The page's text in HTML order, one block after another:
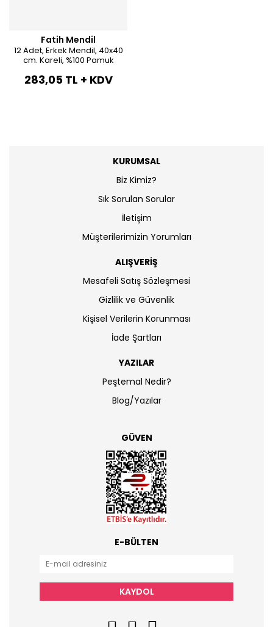
Fatih Mendil
12 Adet, Erkek Mendil, 40x40
cm. Kareli, %100 Pamuk
283,05 TL + KDV
KURUMSAL
Biz Kimiz?
Sık Sorulan Sorular
İletişim
Müşterilerimizin Yorumları
ALIŞVERİŞ
Mesafeli Satış Sözleşmesi
Gizlilik ve Güvenlik
Kişisel Verilerin Korunması
İade Şartları
YAZILAR
Peştemal Nedir?
Blog/Yazılar
GÜVEN
E-BÜLTEN
KAYDOL